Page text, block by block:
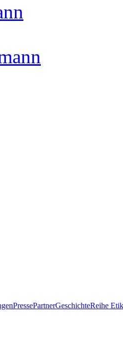
PressePartnerGeschichteReihe